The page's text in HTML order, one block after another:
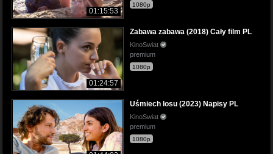
01:15:53
1080p
01:24:57
Zabawa zabawa (2018) Cały film PL
KinoSwiat
premium
1080p
Uśmiech losu (2023) Napisy PL
KinoSwiat
premium
1080p